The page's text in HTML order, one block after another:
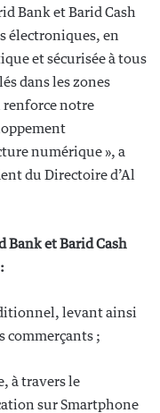
Bank et Barid Cash
électroniques, en
et sécurisée à tous
dans les zones
notre
numérique », a
du Directoire d’Al
Bank et Barid Cash
levant ainsi
commerçants ;
à travers le
sur Smartphone